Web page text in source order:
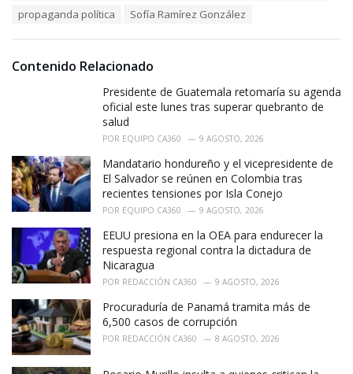
s
propaganda política
Sofía Ramírez González
Contenido Relacionado
Presidente de Guatemala retomaría su agenda
oficial este lunes tras superar quebranto de
salud
POR EQUIPO CA360 9 AGOSTO, 2026
Mandatario hondureño y el vicepresidente de
El Salvador se reúnen en Colombia tras
recientes tensiones por Isla Conejo
POR EQUIPO CA360 9 AGOSTO, 2026
EEUU presiona en la OEA para endurecer la
respuesta regional contra la dictadura de
Nicaragua
POR REDACCIÓN CA360 9 AGOSTO, 2026
Procuraduría de Panamá tramita más de
6,500 casos de corrupción
POR REDACCIÓN CA360 8 AGOSTO, 2026